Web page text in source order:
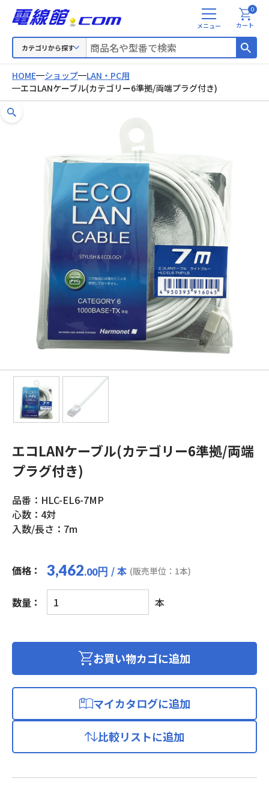
カテゴリから探す
メ
ニ
カート
0
HOME ショップ
LAN・PC用
エコLANケーブル(カテゴリー6準拠/両端プラグ付き)
エコLANケーブル(カテゴリー6準拠/両端
プラグ付き)
品番：HLC-EL6-7MP
心数：4対
入数/長さ：7m
価格： 3,462.00円 / 本 (販売単位：1本)
数量：
エ
コ
ケ
ゴ
ー
本
お買い物カゴに追加
マイカタログに追加
比較リストに追加